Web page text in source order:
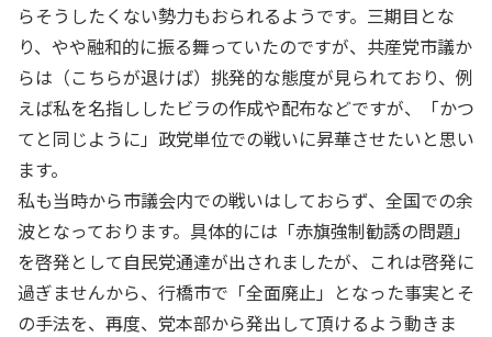
らそうしたくない勢力もおられるようです。三期目とな
り、やや融和的に振る舞っていたのですが、共産党市議か
らは（こちらが退けば）挑発的な態度が見られており、例
えば私を名指ししたビラの作成や配布などですが、「かつ
てと同じように」政党単位での戦いに昇華させたいと思い
ます。
私も当時から市議会内での戦いはしておらず、全国での余
波となっております。具体的には「赤旗強制勧誘の問題」
を啓発として自民党通達が出されましたが、これは啓発に
過ぎませんから、行橋市で「全面廃止」となった事実とそ
の手法を、再度、党本部から発出して頂けるよう動きま